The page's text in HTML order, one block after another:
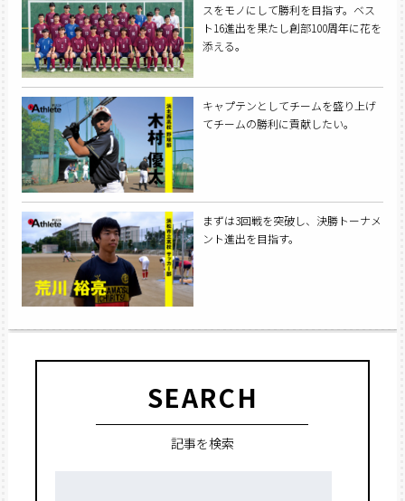
スをモノにして勝利を目指す。ベス
ト16進出を果たし創部100周年に花を
添える。
キャプテンとしてチームを盛り上げ
てチームの勝利に貢献したい。
まずは3回戦を突破し、決勝トーナメ
ント進出を目指す。
SEARCH
記事を検索